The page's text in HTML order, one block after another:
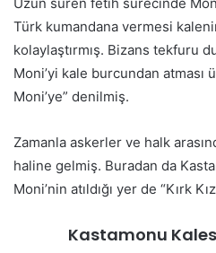
Türk kumandana vermesi
kolaylaştırmış. Bizans tekfuru
Moni’yi kale burcundan atması
Moni’ye” denilmiş.
Zamanla askerler ve halk
haline gelmiş. Buradan da
Moni’nin atıldığı yer de “Kırk
Kastamonu